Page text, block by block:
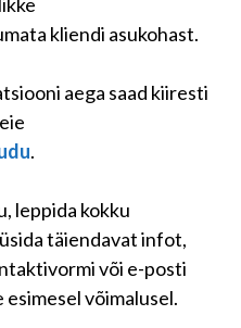
kliendi asukohast.
aega saad kiiresti
.
leppida kokku
täiendavat infot,
või e-posti
võimalusel.